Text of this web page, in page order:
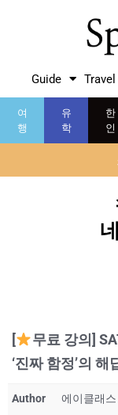
Guide Travel
여
행
유
학
한
인
[
무료 강의]
‘진짜 함정’의 해
Author 에이클래스